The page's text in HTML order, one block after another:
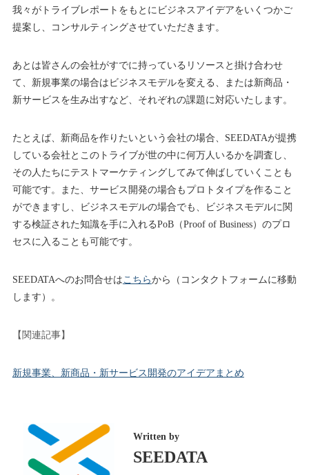
Written by
SEEDATA
我々がトライブレポートをもとにビジネスアイデアをいくつかご
提案し、コンサルティングさせていただきます。
あとは皆さんの会社がすでに持っているリソースと掛け合わせ
て、新規事業の場合はビジネスモデルを変える、または新商品・
新サービスを生み出すなど、それぞれの課題に対応いたします。
たとえば、新商品を作りたいという会社の場合、SEEDATAが提携
している会社とこのトライブが世の中に何万人いるかを調査し、
その人たちにテストマーケティングしてみて伸ばしていくことも
可能です。また、サービス開発の場合もプロトタイプを作ること
ができますし、ビジネスモデルの場合でも、ビジネスモデルに関
する検証された知識を手に入れるPoB（Proof of Business）のプロ
セスに入ることも可能です。
SEEDATAへのお問合せはこちらから（コンタクトフォームに移動
します）。
【関連記事】
新規事業、新商品・新サービス開発のアイデアまとめ